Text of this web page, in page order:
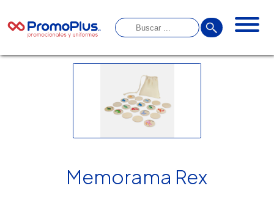
Memorama Rex